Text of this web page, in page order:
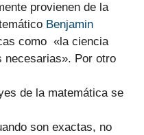
provienen de la
Benjamin
como «la ciencia
necesarias». Por otro
de la matemática se
son exactas, no